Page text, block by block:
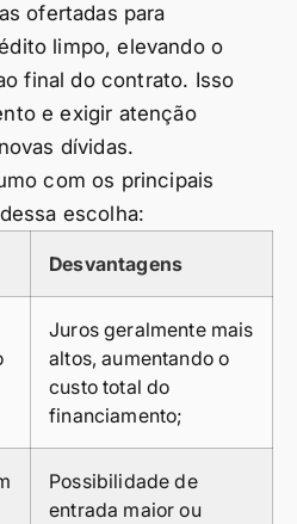
ofertadas para
limpo, elevando o
final do contrato. Isso
e exigir atenção
dívidas.
com os principais
escolha:
Desvantagens
Juros geralmente mais
altos, aumentando o
custo total do
financiamento;
Possibilidade de
entrada maior ou